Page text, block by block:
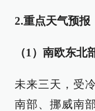
2.重点天气预报
（1）南欧东北
未来三天，受
南部、挪威南